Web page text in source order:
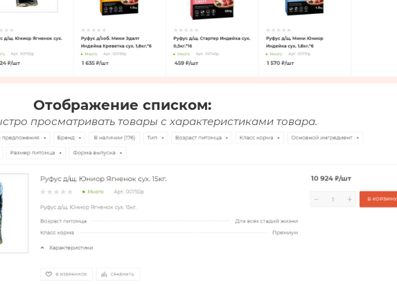
Отображение списком:
просматривать товары с характеристиками товара.